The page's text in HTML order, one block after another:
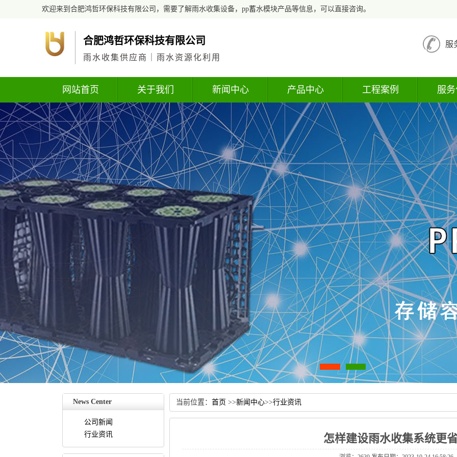
欢迎来到合肥鸿哲环保科技有限公司，需要了解雨水收集设备，pp蓄水模块产品等信息，可以直接咨询。
合肥鸿哲环保科技有限公司
雨水收集供应商｜雨水资源化利用
服
网站首页 关于我们 新闻中心 产品中心 工程案例 服
NewsCenter
公司新闻
行业资讯
当前位置： 首页 >>新闻中心>>行业资讯
怎样建设雨水收集系统更